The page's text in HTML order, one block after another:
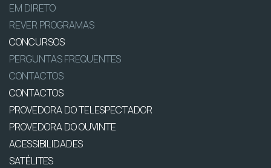
EM DIRETO
REVER PROGRAMAS
CONCURSOS
PERGUNTAS FREQUENTES
CONTACTOS
CONTACTOS
PROVEDORA DO TELESPECTADOR
PROVEDORA DO OUVINTE
ACESSIBILIDADES
SATÉLITES